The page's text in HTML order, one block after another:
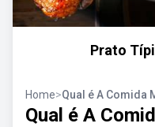
Prato
Home>Qual é A Comida
Qual é A